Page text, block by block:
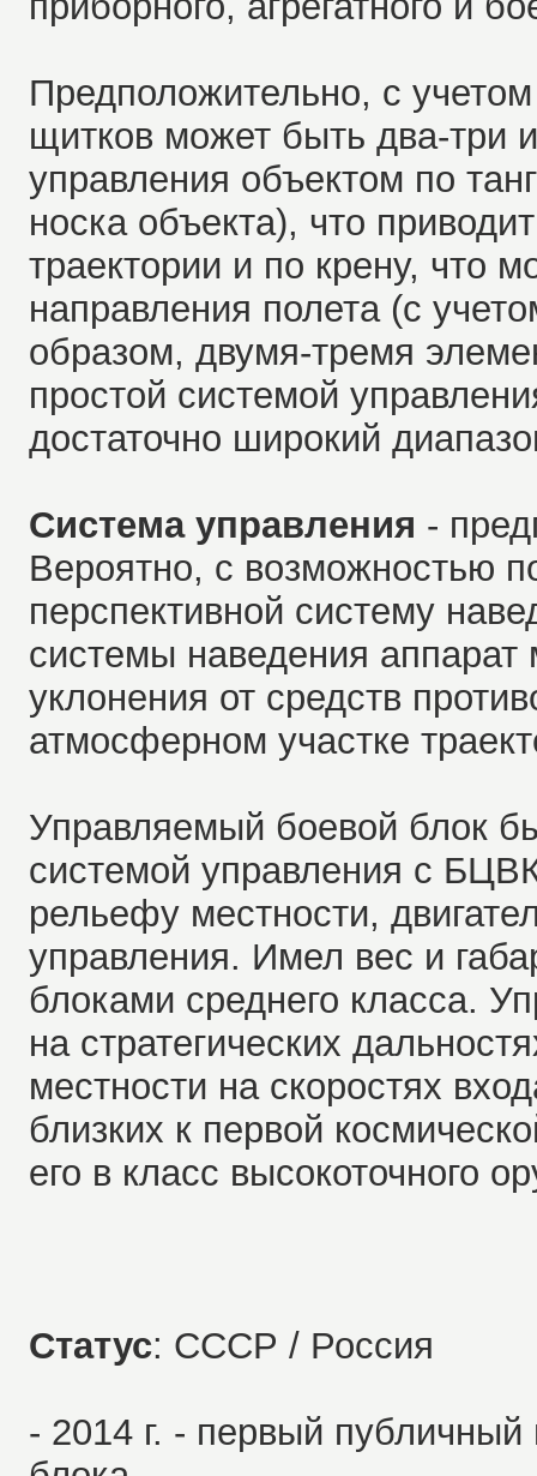
Предположительно, с
щитков может быть два-три
управления объектом по
носка объекта), что
траектории и по крену, что
направления полета (с
образом, двумя-тремя
простой системой
достаточно широкий
Система управления -
Вероятно, с возможностью
перспективной систему
системы наведения
уклонения от средств
атмосферном участке
Управляемый боевой блок
системой управления с
рельефу местности,
управления. Имел вес и
блоками среднего класса.
на стратегических
местности на скоростях
близких к первой
его в класс высокоточного
Статус: СССР / Россия
- 2014 г. - первый публичный